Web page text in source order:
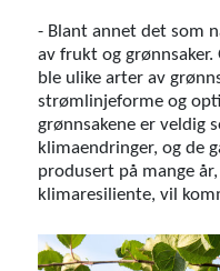
- Blant annet det som
av frukt og
ble ulike arter av
strømlinjeforme og
grønnsakene er veldig
klimaendringer, og de
produsert på mange
klimaresiliente, vil